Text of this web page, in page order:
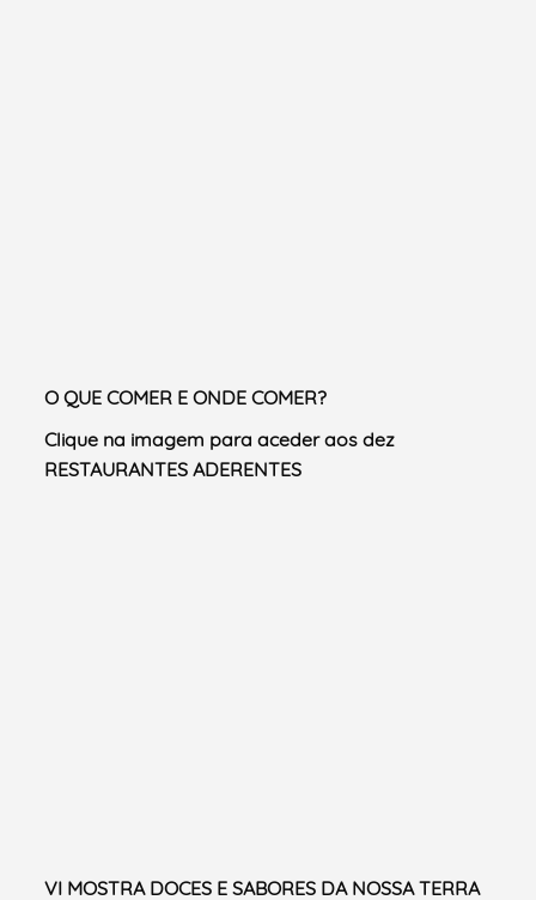
O QUE COMER E ONDE COMER?
Clique na imagem para aceder aosdez
RESTAURANTES ADERENTES
VI MOSTRA DOCES E SABORES DA NOSSA TERRA